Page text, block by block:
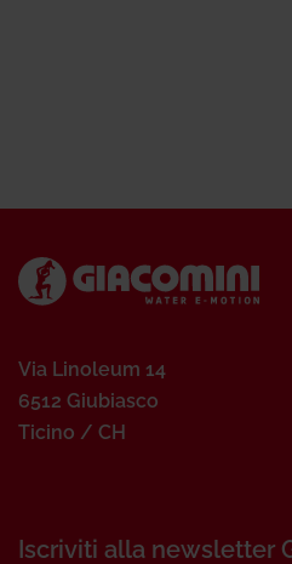
Via Linoleum 14
6512 Giubiasco
Ticino / CH
Iscriviti alla newsletter